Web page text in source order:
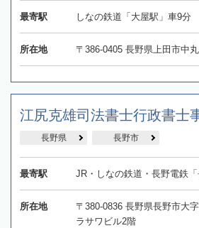
最寄駅 しなの鉄道「大屋駅」車9分
所在地 〒386-0405 長野県上田市中
江尻克雄司法書士行政書士
長野県 長野市
最寄駅 JR・しなの鉄道・長野電鉄
所在地
〒380-0836 長野県長野市大
ラサワビル2階